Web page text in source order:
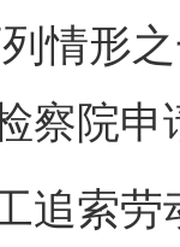
形之
察院
索劳